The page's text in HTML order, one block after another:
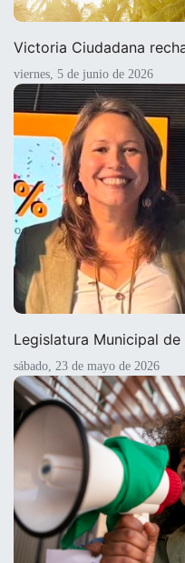
Victoria Ciudadana
viernes, 5 de junio de 2026
Legislatura Municipal
sábado, 23 de mayo de 2026